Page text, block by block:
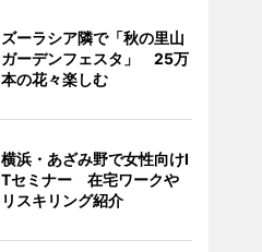
ズーラシア隣で「秋の里山
ガーデンフェスタ」 25万
本の花々楽しむ
横浜・あざみ野で女性向けI
Tセミナー 在宅ワークや
リスキリング紹介